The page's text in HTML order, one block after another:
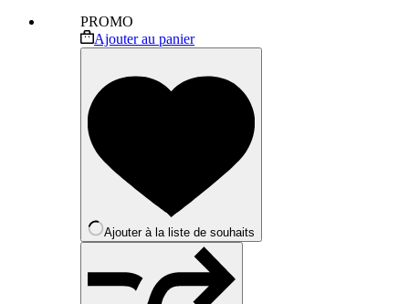
PROMO
Ajouter au panier
Ajouter à la liste de souhaits